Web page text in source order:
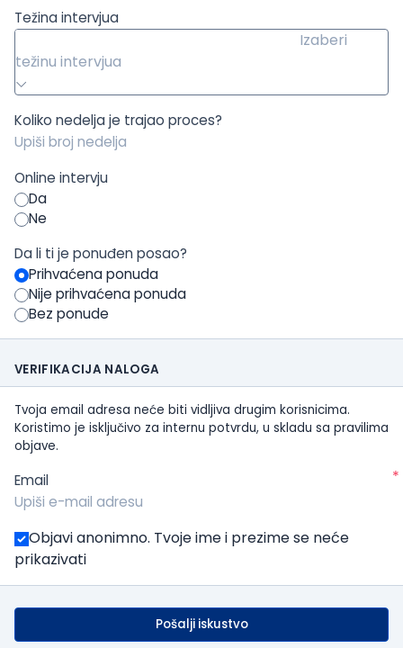
Težina intervjua
Izaberi
težinu intervjua
Koliko nedelja je trajao proces?
Online intervju
Da
Ne
Da li ti je ponuđen posao?
Prihvaćena ponuda
Nije prihvaćena ponuda
Bez ponude
VERIFIKACIJA NALOGA
Tvoja email adresa neće biti vidljiva drugim korisnicima.
Koristimo je isključivo za internu potvrdu, u skladu sa pravilima
objave.
Email *
Objavi anonimno. Tvoje ime i prezime se neće
prikazivati
Pošalji iskustvo